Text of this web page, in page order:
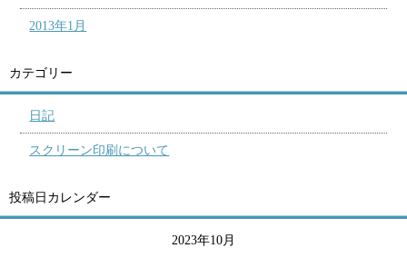
2013年1月
カテゴリー
日記
スクリーン印刷について
投稿日カレンダー
2023年10月